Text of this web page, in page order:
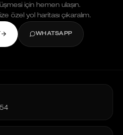
için hemen ulaşın.
özel yol haritası çıkaralım.
WHATSAPP